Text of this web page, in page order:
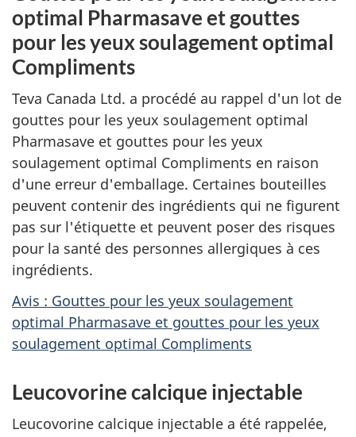
optimal Pharmasave et gouttes
pour les yeux soulagement optimal
Compliments
Teva Canada Ltd. a procédé au rappel d'un lot de
gouttes pour les yeux soulagement optimal
Pharmasave et gouttes pour les yeux
soulagement optimal Compliments en raison
d'une erreur d'emballage. Certaines bouteilles
peuvent contenir des ingrédients qui ne figurent
pas sur l'étiquette et peuvent poser des risques
pour la santé des personnes allergiques à ces
ingrédients.
Avis : Gouttes pour les yeux soulagement
optimal Pharmasave et gouttes pour les yeux
soulagement optimal Compliments
Leucovorine calcique injectable
Leucovorine calcique injectable a été rappelée,